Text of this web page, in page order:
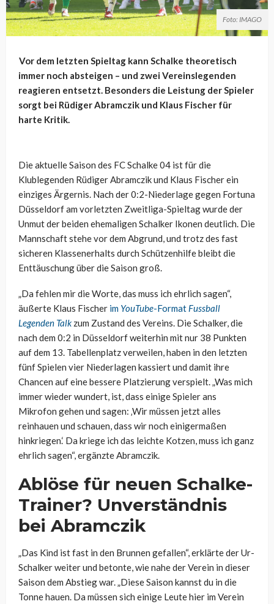
Foto: IMAGO
Vor dem letzten Spieltag kann Schalke theoretisch
immer noch absteigen – und zwei Vereinslegenden
reagieren entsetzt. Besonders die Leistung der Spieler
sorgt bei Rüdiger Abramczik und Klaus Fischer für
harte Kritik.
Die aktuelle Saison des FC Schalke 04 ist für die
Klublegenden Rüdiger Abramczik und Klaus Fischer ein
einziges Ärgernis. Nach der 0:2-Niederlage gegen Fortuna
Düsseldorf am vorletzten Zweitliga-Spieltag wurde der
Unmut der beiden ehemaligen Schalker Ikonen deutlich. Die
Mannschaft stehe vor dem Abgrund, und trotz des fast
sicheren Klassenerhalts durch Schützenhilfe bleibt die
Enttäuschung über die Saison groß.
„Da fehlen mir die Worte, das muss ich ehrlich sagen“,
äußerte Klaus Fischer im YouTube-Format Fussball
Legenden Talk zum Zustand des Vereins. Die Schalker, die
nach dem 0:2 in Düsseldorf weiterhin mit nur 38 Punkten
auf dem 13. Tabellenplatz verweilen, haben in den letzten
fünf Spielen vier Niederlagen kassiert und damit ihre
Chancen auf eine bessere Platzierung verspielt. „Was mich
immer wieder wundert, ist, dass einige Spieler ans
Mikrofon gehen und sagen: ‚Wir müssen jetzt alles
reinhauen und schauen, dass wir noch einigermaßen
hinkriegen.‘ Da kriege ich das leichte Kotzen, muss ich ganz
ehrlich sagen“, ergänzte Abramczik.
Ablöse für neuen Schalke-
Trainer? Unverständnis
bei Abramczik
„Das Kind ist fast in den Brunnen gefallen“, erklärte der Ur-
Schalker weiter und betonte, wie nahe der Verein in dieser
Saison dem Abstieg war. „Diese Saison kannst du in die
Tonne hauen. Da müssen sich einige Leute hier im Verein